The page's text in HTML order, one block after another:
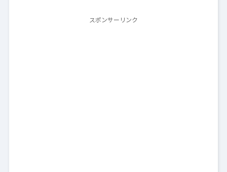
スポンサーリンク